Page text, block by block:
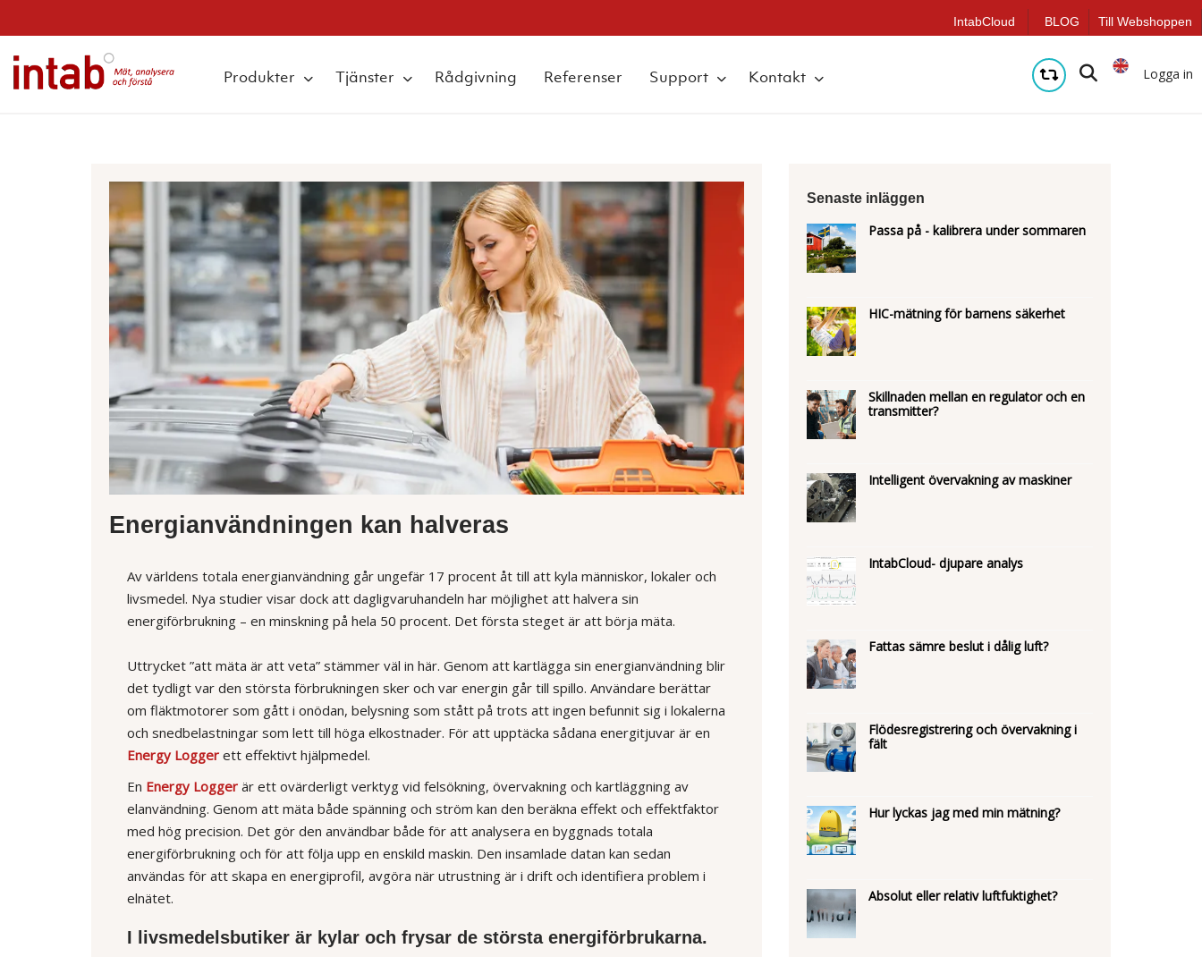
IntabCloud BLOG Till Webshoppen
Produkter Tjänster Rådgivning Referenser Support Kontakt Logga in
Energianvändningen kan halveras
Av världens totala energianvändning går ungefär 17 procent åt till att kyla människor, lokaler och
livsmedel. Nya studier visar dock att dagligvaruhandeln har möjlighet att halvera sin
energiförbrukning – en minskning på hela 50 procent. Det första steget är att börja mäta.
Uttrycket ”att mäta är att veta” stämmer väl in här. Genom att kartlägga sin energianvändning blir
det tydligt var den största förbrukningen sker och var energin går till spillo. Användare berättar
om fläktmotorer som gått i onödan, belysning som stått på trots att ingen befunnit sig i lokalerna
och snedbelastningar som lett till höga elkostnader. För att upptäcka sådana energitjuvar är en
Energy Logger ett effektivt hjälpmedel.
En Energy Logger är ett ovärderligt verktyg vid felsökning, övervakning och kartläggning av
elanvändning. Genom att mäta både spänning och ström kan den beräkna effekt och effektfaktor
med hög precision. Det gör den användbar både för att analysera en byggnads totala
energiförbrukning och för att följa upp en enskild maskin. Den insamlade datan kan sedan
användas för att skapa en energiprofil, avgöra när utrustning är i drift och identifiera problem i
elnätet.
I livsmedelsbutiker är kylar och frysar de största energiförbrukarna.
Senaste inläggen
Passa på - kalibrera under sommaren
HIC-mätning för barnens säkerhet
Skillnaden mellan en regulator och en
transmitter?
Intelligent övervakning av maskiner
IntabCloud- djupare analys
Fattas sämre beslut i dålig luft?
Flödesregistrering och övervakning i
fält
Hur lyckas jag med min mätning?
Absolut eller relativ luftfuktighet?